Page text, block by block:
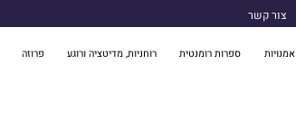
צור קשר
אמנויות ספרות רומנטית רוחניות, מדיטציה ורוגע פרוזה